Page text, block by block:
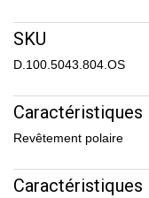
SKU
D.100.5043.804.OS
Caractéristiques
Revêtement polaire
Caractéristiques